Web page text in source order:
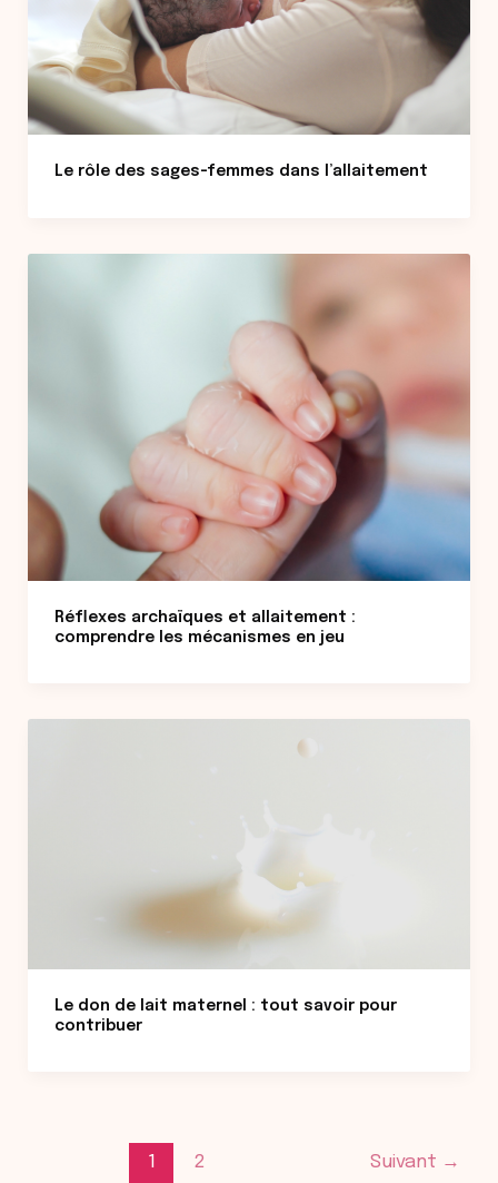
Le rôle des sages-femmes dans l’allaitement
Réflexes archaïques et allaitement :
comprendre les mécanismes en jeu
Le don de lait maternel : tout savoir pour
contribuer
1 2 Suivant →